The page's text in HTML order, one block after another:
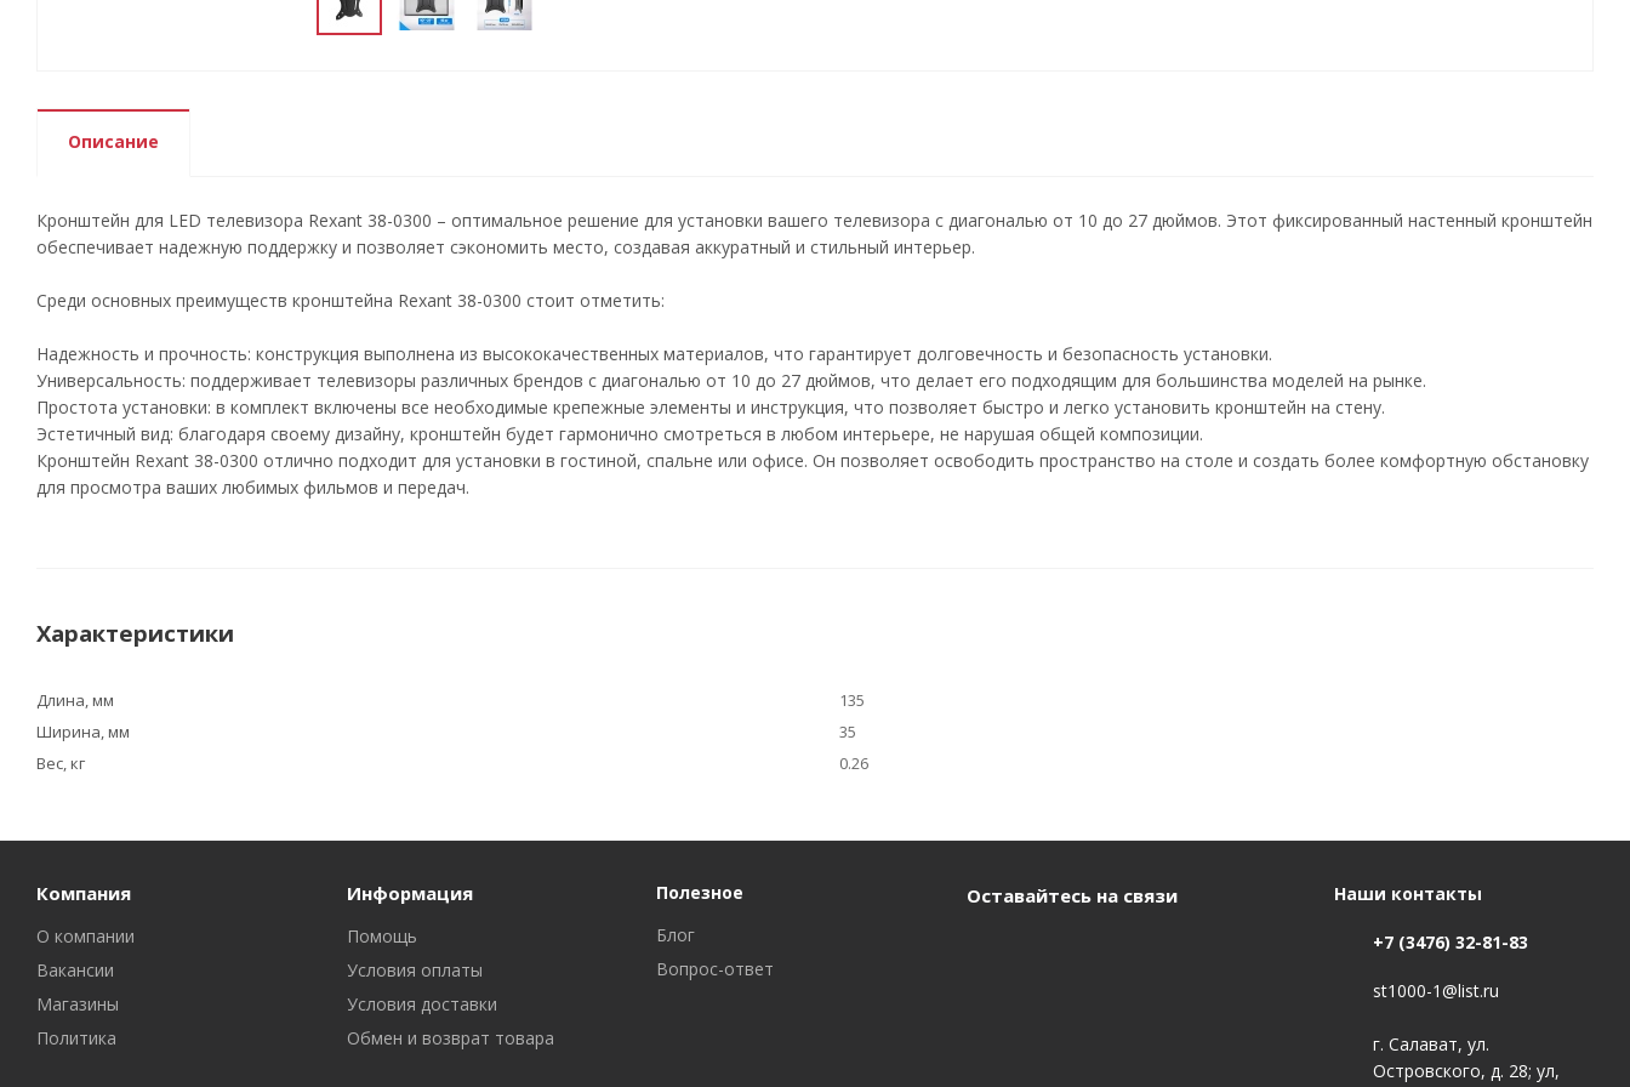
Описание
Кронштейн для LED телевизора Rexant 38-0300 – оптимальное решение для установки вашего телевизора с диагональю от 10 до 27 дюймов. Этот фиксированный настенный кронштейн
обеспечивает надежную поддержку и позволяет сэкономить место, создавая аккуратный и стильный интерьер.
Среди основных преимуществ кронштейна Rexant 38-0300 стоит отметить:
Надежность и прочность: конструкция выполнена из высококачественных материалов, что гарантирует долговечность и безопасность установки.
Универсальность: поддерживает телевизоры различных брендов с диагональю от 10 до 27 дюймов, что делает его подходящим для большинства моделей на рынке.
Простота установки: в комплект включены все необходимые крепежные элементы и инструкция, что позволяет быстро и легко установить кронштейн на стену.
Эстетичный вид: благодаря своему дизайну, кронштейн будет гармонично смотреться в любом интерьере, не нарушая общей композиции.
Кронштейн Rexant 38-0300 отлично подходит для установки в гостиной, спальне или офисе. Он позволяет освободить пространство на столе и создать более комфортную обстановку
для просмотра ваших любимых фильмов и передач.
Характеристики
Длина, мм
135
Ширина, мм
35
Вес, кг
0.26
Компания
О компании
Вакансии
Магазины
Политика
Информация
Помощь
Условия оплаты
Условия доставки
Обмен и возврат товара
Полезное
Блог
Вопрос-ответ
Оставайтесь на связи Наши контакты
+7 (3476) 32-81-83
st1000-1@list.ru
г. Салават, ул.
Островского, д. 28; ул,